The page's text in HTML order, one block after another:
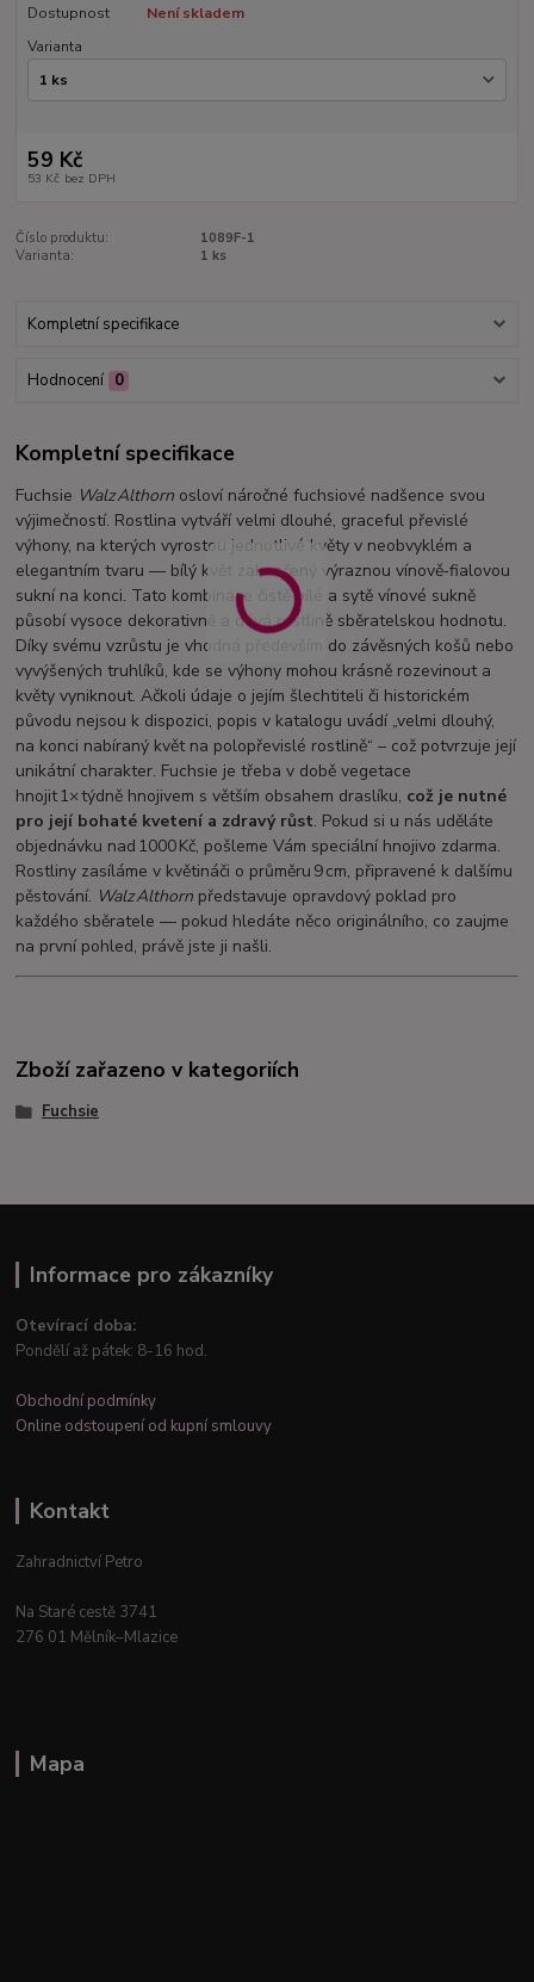
Dostupnost
Není skladem
Varianta
59 Kč
53 Kč bez DPH
Číslo produktu:
1089F-1
Varianta:
1 ks
Kompletní specifikace
Hodnocení 0
Kompletní specifikace
Fuchsie Walz Althorn osloví náročné fuchsiové nadšence svou
výjimečností. Rostlina vytváří velmi dlouhé, graceful převislé
výhony, na kterých vyrostou jednotlivé květy v neobvyklém a
elegantním tvaru — bílý květ zakončený výraznou vínově‑fialovou
sukní na konci. Tato kombinace čistě bílé a sytě vínové sukně
působí vysoce dekorativně a dává rostlině sběratelskou hodnotu.
Díky svému vzrůstu je vhodná především do závěsných košů nebo
vyvýšených truhlíků, kde se výhony mohou krásně rozevinout a
květy vyniknout. Ačkoli údaje o jejím šlechtiteli či historickém
původu nejsou k dispozici, popis v katalogu uvádí „velmi dlouhý,
na konci nabíraný květ na polopřevislé rostlině“ – což potvrzuje její
unikátní charakter. Fuchsie je třeba v době vegetace
hnojit 1× týdně hnojivem s větším obsahem draslíku, což je nutné
pro její bohaté kvetení a zdravý růst. Pokud si u nás uděláte
objednávku nad 1000 Kč, pošleme Vám speciální hnojivo zdarma.
Rostliny zasíláme v květináči o průměru 9 cm, připravené k dalšímu
pěstování. Walz Althorn představuje opravdový poklad pro
každého sběratele — pokud hledáte něco originálního, co zaujme
na první pohled, právě jste ji našli.
Zboží zařazeno v kategoriích
Fuchsie
Informace pro zákazníky
Otevírací doba:
Pondělí až pátek: 8-16 hod.
Obchodní podmínky
Online odstoupení od kupní smlouvy
Kontakt
Zahradnictví Petro
Na Staré cestě 3741
276 01 Mělník–Mlazice
Mapa